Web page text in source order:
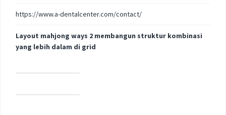
https://www.a-dentalcenter.com/contact/
Layout mahjong ways 2 membangun struktur kombinasi
yang lebih dalam di grid